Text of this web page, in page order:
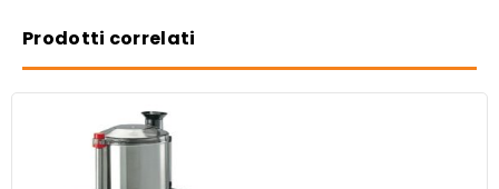
Prodotti correlati